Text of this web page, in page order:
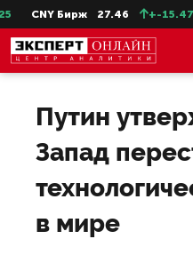
CNY Бирж 27.46 +-15.47
Путин
Запад
в мире